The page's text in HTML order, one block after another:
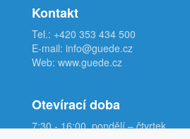
Kontakt
Tel.: +420 353 434 500
E-mail: info@guede.cz
Web: www.guede.cz
Otevírací doba
7:30 - 16:00, pondělí – čtvrtek